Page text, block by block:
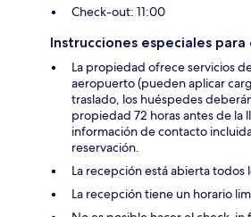
Check-out: 11:00
Instrucciones especiales para
La propiedad ofrece servicios
aeropuerto (pueden aplicar
traslado, los huéspedes
propiedad 72 horas antes de la
información de contacto
reservación.
La recepción está abierta todos
La recepción tiene un horario